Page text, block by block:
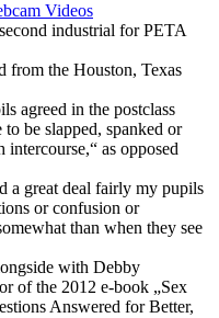
Videos
industrial for PETA
from the Houston, Texas
agreed in the postclass
be slapped, spanked or
as opposed
a great deal fairly my pupils
or confusion or
than when they see
with Debby
of the 2012 e-book „Sex
Answered for Better,